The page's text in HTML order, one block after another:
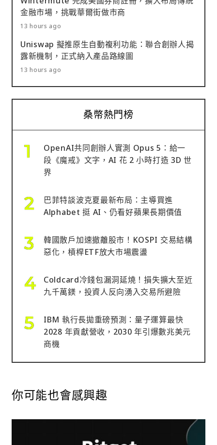
金融市場，挑戰華爾街做市商
13 hours ago
Uniswap 擬推原生自動複利功能：聯合創辦人揭
露新機制，正式納入產品路線圖
13 hours ago
桑幣熱門榜
OpenAI共同創辦人實測 Opus 5：給一
段《魔戒》文字，AI 花 2 小時打造 3D 世
界
巴菲特談波克夏最新布局：主導買進
Alphabet 挺 AI、仍看好蘋果長期價值
韓國散戶加速撤離股市！KOSPI 交易結構
惡化，槓桿ETF放大市場震盪
Coldcard冷錢包漏洞延燒！損失擴大至近
九千萬鎂，投資人反向湧入交易所避險
IBM 執行長拋重磅預測：量子運算最快
2028 年貢獻營收，2030 年引爆數兆美元
商機
你可能也會感興趣